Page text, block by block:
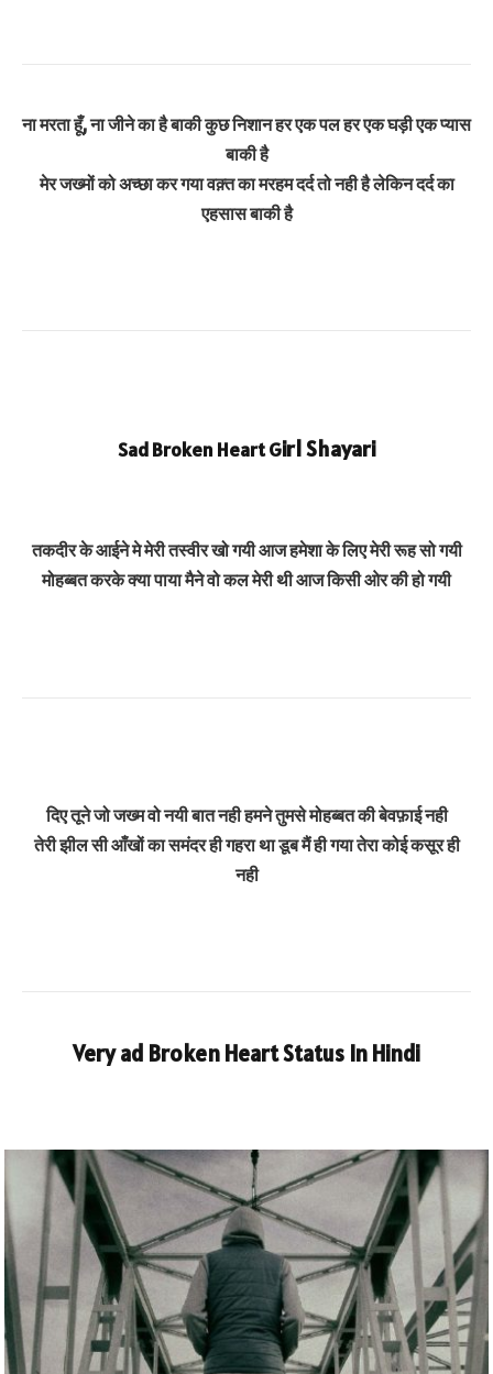
ना मरता हूँ, ना जीने का है बाकी कुछ निशानहर एक पल हर एक घड़ी एक प्यास
बाकी है
मेर जख्मों को अच्छा कर गया वक़्त का मरहमदर्द तो नही है लेकिन दर्द का
एहसास बाकी है
Sad Broken Heart Girl Shayari
तकदीर के आईने मे मेरी तस्वीर खो गयीआज हमेशा के लिए मेरी रूह सो गयी
मोहब्बत करके क्या पाया मैनेवो कल मेरी थी आज किसी ओर की हो गयी
दिए तूने जो जख्म वो नयी बात नही हमने तुमसे मोहब्बत की बेवफ़ाई नही
तेरी झील सी आँखों का समंदर ही गहरा था डूब मैं ही गया तेरा कोई कसूर ही
नही
Very ad Broken Heart Status In Hindi